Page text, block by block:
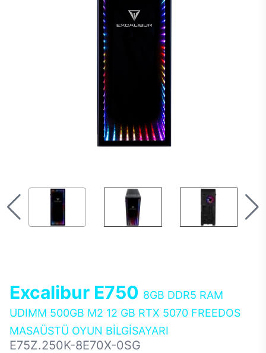
Excalibur E750 8GB DDR5 RAM
UDIMM 500GB M2 12 GB RTX 5070 FREEDOS
MASAÜSTÜ OYUN BİLGİSAYARI
E75Z.250K-8E70X-0SG